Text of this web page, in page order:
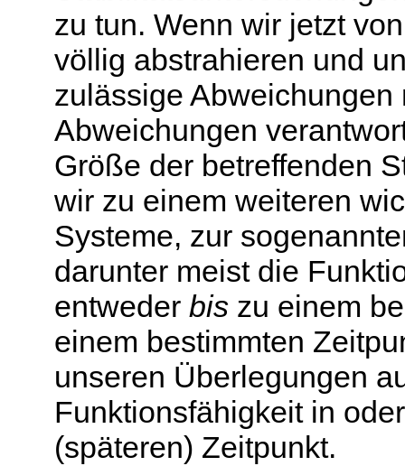
zu tun. Wenn wir jetzt
völlig abstrahieren und
zulässige Abweichungen
Abweichungen
Größe der betreffenden
wir zu einem weiteren
Systeme, zur
darunter meist die
entweder bis zu einem
einem bestimmten
unseren Überlegungen
Funktionsfähigkeit in
(späteren) Zeitpunkt.